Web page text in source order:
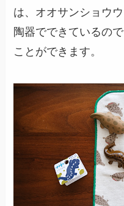
は、オオサンショウウ
陶器でできているの
ことができます。